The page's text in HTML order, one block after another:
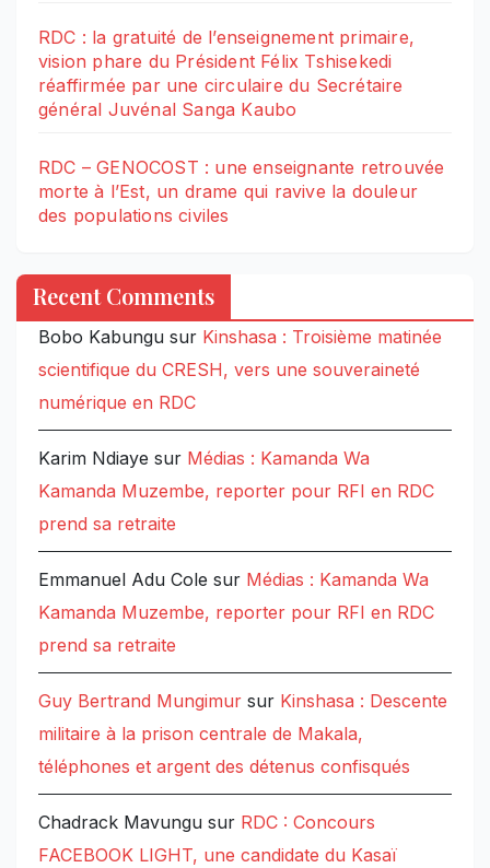
RDC : la gratuité de l’enseignement primaire,
vision phare du Président Félix Tshisekedi
réaffirmée par une circulaire du Secrétaire
général Juvénal Sanga Kaubo
RDC – GENOCOST : une enseignante retrouvée
morte à l’Est, un drame qui ravive la douleur
des populations civiles
Recent Comments
Bobo Kabungu sur Kinshasa : Troisième matinée
scientifique du CRESH, vers une souveraineté
numérique en RDC
Karim Ndiaye sur Médias : Kamanda Wa
Kamanda Muzembe, reporter pour RFI en RDC
prend sa retraite
Emmanuel Adu Cole sur Médias : Kamanda Wa
Kamanda Muzembe, reporter pour RFI en RDC
prend sa retraite
Guy Bertrand Mungimur sur Kinshasa : Descente
militaire à la prison centrale de Makala,
téléphones et argent des détenus confisqués
Chadrack Mavungu sur RDC : Concours
FACEBOOK LIGHT, une candidate du Kasaï